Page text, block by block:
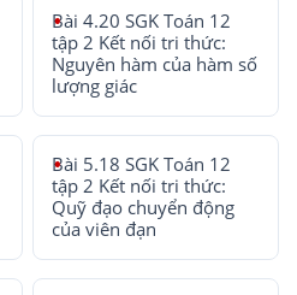
Bài 4.20 SGK Toán 12
tập 2 Kết nối tri thức:
Nguyên hàm của hàm số
lượng giác
Bài 5.18 SGK Toán 12
tập 2 Kết nối tri thức:
Quỹ đạo chuyển động
của viên đạn